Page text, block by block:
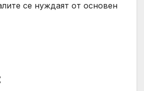
се нуждаят от основен